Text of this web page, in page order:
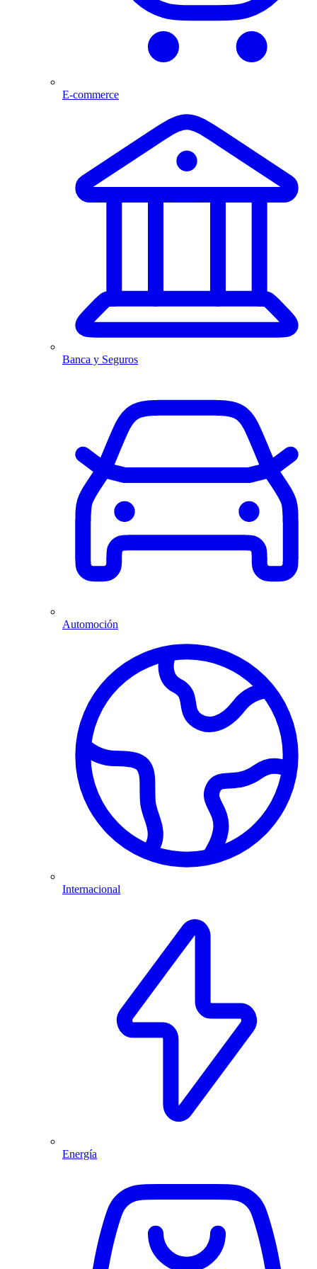
E-commerce
Banca y Seguros
Automoción
Internacional
Energía